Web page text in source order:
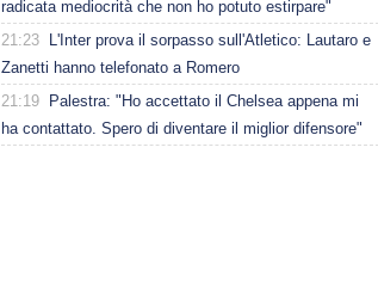
radicata mediocrità che non ho potuto estirpare"
21:23
L'Inter prova il sorpasso sull'Atletico: Lautaro e
Zanetti hanno telefonato a Romero
21:19
Palestra: "Ho accettato il Chelsea appena mi
ha contattato. Spero di diventare il miglior difensore"